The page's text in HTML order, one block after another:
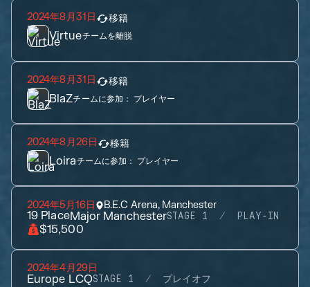
2024年8月31日 移籍
Virtueチームを離脱
2024年8月31日 移籍
BlaZチームに参加： プレイヤー
2024年8月26日 移籍
Loiraチームに参加： プレイヤー
2024年5月16日 B.E.C Arena, Manchester
19 PlaceMajor ManchesterSTAGE 1 PLAY-IN
$15,500
2024年4月29日
Europe LCQSTAGE 1 プレイオフ